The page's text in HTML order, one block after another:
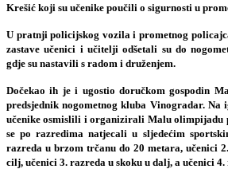
Krešić koji su učenike poučili o sigurnosti u
U pratnji policijskog vozila i prometnog
zastave učenici i učitelji odšetali su do
gdje su nastavili s radom i druženjem.
Dočekao ih je i ugostio doručkom gospodin
predsjednik nogometnog kluba Vinogradar. Na
učenike osmislili i organizirali Malu olimpijadu
se po razredima natjecali u sljedećim
razreda u brzom trčanu do 20 metara, učenici
cilj, učenici 3. razreda u skoku u dalj, a učenici